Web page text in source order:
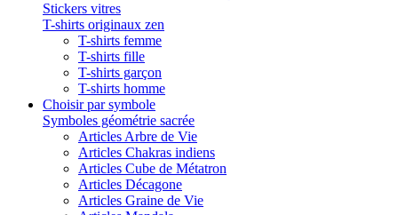
Stickers vitres
T-shirts originaux zen
T-shirts femme
T-shirts fille
T-shirts garçon
T-shirts homme
Choisir par symbole
Symboles géométrie sacrée
Articles Arbre de Vie
Articles Chakras indiens
Articles Cube de Métatron
Articles Décagone
Articles Graine de Vie